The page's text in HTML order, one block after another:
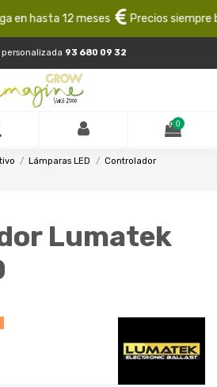
en hasta 12 meses Precios siempre
93 680 09 32
0
Lámparas LED
Controlador
Lumatek